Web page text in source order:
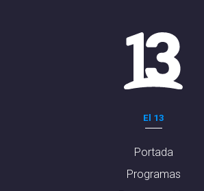
El 13
Portada
Programas